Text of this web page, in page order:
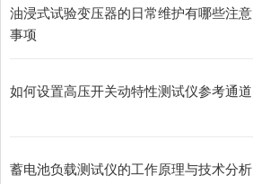
油浸式试验变压器的日常维护有哪些注意
事项
如何设置高压开关动特性测试仪参考通道
蓄电池负载测试仪的工作原理与技术分析